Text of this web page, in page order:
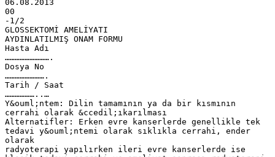
06.08.2013
00
-1/2
GLOSSEKTOMİ AMELİYATI
AYDINLATILMIŞ ONAM FORMU
Hasta Adı
……………………….
Dosya No
…………………….
Tarih / Saat
………………..…
Y&ouml;ntem: Dilin tamamının ya da bir kısmının
cerrahi olarak &ccedil;ıkarılması
Alternatifler: Erken evre kanserlerde genellikle tek
tedavi y&ouml;ntemi olarak sıklıkla cerrahi, ender
olarak
radyoterapi yapılırken ileri evre kanserlerde ise